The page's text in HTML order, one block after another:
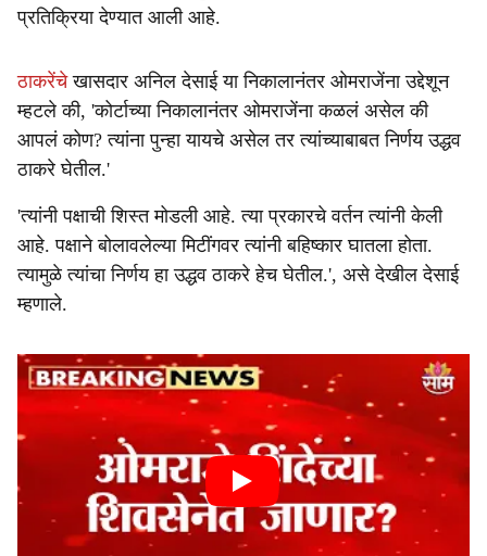
प्रतिक्रिया देण्यात आली आहे.
ठाकरेंचेखासदार अनिल देसाई या निकालानंतर ओमराजेंना उद्देशून
म्हटले की, 'कोर्टाच्या निकालानंतर ओमराजेंना कळलं असेल की
आपलं कोण? त्यांना पुन्हा यायचे असेल तर त्यांच्याबाबत निर्णय उद्धव
ठाकरे घेतील.'
'त्यांनी पक्षाची शिस्त मोडली आहे. त्या प्रकारचे वर्तन त्यांनी केली
आहे. पक्षाने बोलावलेल्या मिटींगवर त्यांनी बहिष्कार घातला होता.
त्यामुळे त्यांचा निर्णय हा उद्धव ठाकरे हेच घेतील.', असे देखील देसाई
म्हणाले.